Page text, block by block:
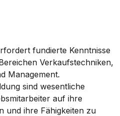
fundierte Kenntnisse
Verkaufstechniken,
Management.
sind wesentliche
auf ihre
und ihre Fähigkeiten zu